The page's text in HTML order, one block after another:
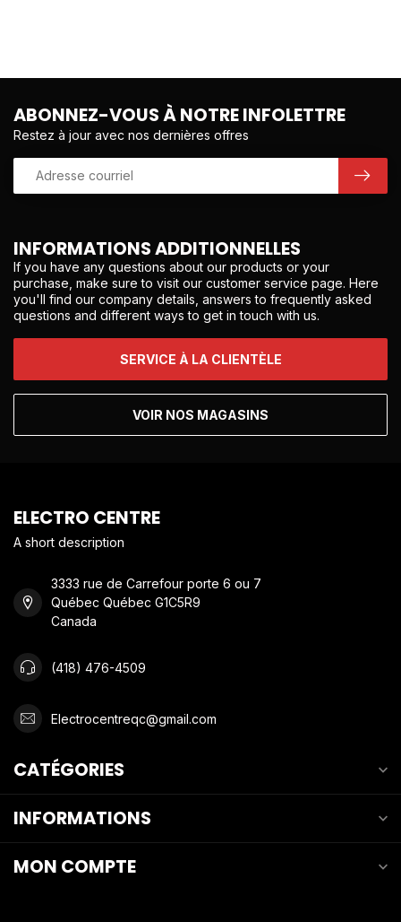
INFORMATIONS ADDITIONNELLES
If you have any questions about our products or your
purchase, make sure to visit our customer service page. Here
you'll find our company details, answers to frequently asked
questions and different ways to get in touch with us.
SERVICE À LA CLIENTÈLE
VOIR NOS MAGASINS
ABONNEZ-VOUS À NOTRE INFOLETTRE
Restez à jour avec nos dernières offres
ELECTRO CENTRE
A short description
3333 rue de Carrefour porte 6 ou 7
Québec Québec G1C5R9
Canada
(418) 476-4509
Electrocentreqc@gmail.com
CATÉGORIES
INFORMATIONS
MON COMPTE